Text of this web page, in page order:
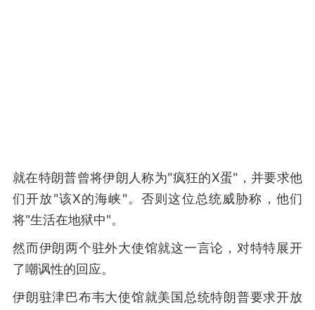
就在特朗普曾将伊朗人称为"疯狂的X蛋"，并要求他
们开放"该X的海峡"。否则这位总统威胁称，他们
将"生活在地狱中"。
然而伊朗两个驻外大使馆就这一言论，对特特展开
了嘲讽性的回应。
伊朗驻津巴布韦大使馆就美国总统特朗普要求开放